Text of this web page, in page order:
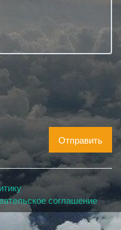
Отправить
соглашение